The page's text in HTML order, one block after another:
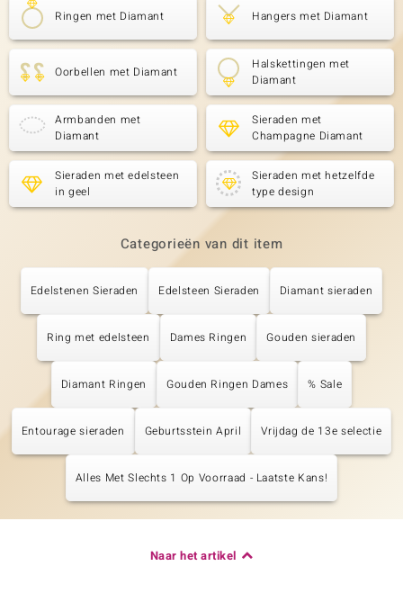
Ringen met Diamant Hangers met Diamant
Oorbellen met Diamant
Halskettingen met
Diamant
Armbanden met
Diamant
Sieraden met
Champagne Diamant
Sieraden met edelsteen
in geel
Sieraden met hetzelfde
type design
Categorieën van dit item
Edelstenen Sieraden Edelsteen Sieraden Diamant sieraden
Ring met edelsteen Dames Ringen Gouden sieraden
Diamant Ringen Gouden Ringen Dames % Sale
Entourage sieraden Geburtsstein April Vrijdag de 13e selectie
Alles Met Slechts 1 Op Voorraad - Laatste Kans!
Naar het artikel